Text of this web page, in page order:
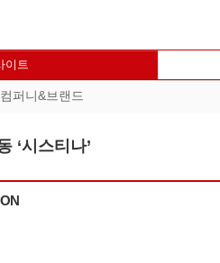
이트
컴퍼니&브랜드
‘시스티나’